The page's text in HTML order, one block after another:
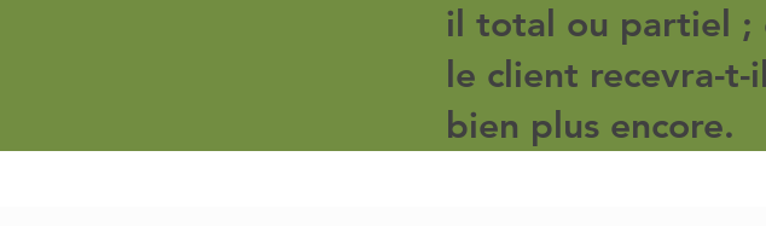
il total ou partiel ;
le client recevra-
bien plus encore.